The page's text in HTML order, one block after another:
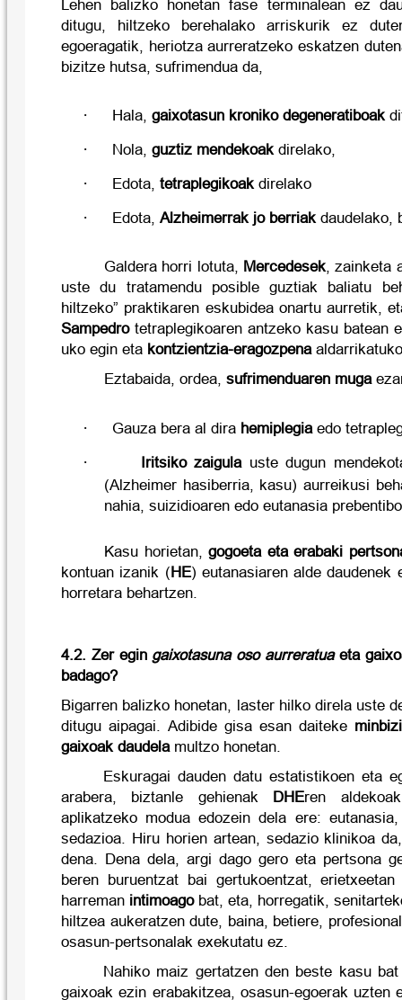
Lehen balizko honetan fase terminalean ez
ditugu, hiltzeko berehalako arriskurik ez
egoeragatik, heriotza aurreratzeko eskatzen
bizitze hutsa, sufrimendua da,
· Hala, gaixotasun kroniko degeneratiboak
· Nola, guztiz mendekoakdirelako,
· Edota, tetraplegikoakdirelako
· Edota, Alzheimerrak jo berriakdaudelako,
Galdera horri lotuta, Mercedesek, zainketa
uste du tratamendu posible guztiak baliatu
hiltzeko” praktikaren eskubidea onartu aurretik,
Sampedrotetraplegikoaren antzeko kasu batean
uko egin eta kontzientzia-eragozpena
Eztabaida, ordea, sufrimenduaren muga
· Gauza bera al dira hemiplegia edo
· Iritsiko zaigula uste dugun
(Alzheimer hasiberria, kasu) aurreikusi
nahia, suizidioaren edo eutanasia
Kasu horietan,gogoeta eta erabaki
kontuan izanik ( HE) eutanasiaren alde daudenek
horretara behartzen.
4.2. Zer egin gaixotasuna oso aurreratuaeta
badago?
Bigarren balizko honetan, laster hilko direla uste
ditugu aipagai. Adibide gisa esan daiteke
gaixoak daudelamultzo honetan.
Eskuragai dauden datu estatistikoen eta
arabera, biztanle gehienak
DHEren
aplikatzeko modua edozein dela ere:
sedazioa. Hiru horien artean, sedazio klinikoa
dena. Dena dela, argi dago gero eta pertsona
beren buruentzat bai gertukoentzat,
harreman intimoagobat, eta, horregatik,
hiltzea aukeratzen dute, baina, betiere,
osasun-pertsonalak exekutatu ez.
Nahiko maiz gertatzen den beste kasu
gaixoak ezin erabakitzea, osasun-egoerak uzten